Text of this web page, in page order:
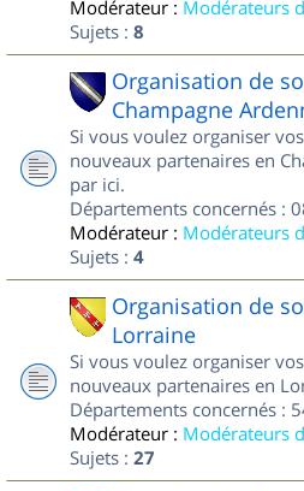
Modérateur : Modérateurs
Sujets : 8
Organisation de
Champagne
Si vous voulez organiser
nouveaux partenaires en
par ici.
Départements concernés :
Modérateur : Modérateurs
Sujets : 4
Organisation de
Lorraine
Si vous voulez organiser
nouveaux partenaires en
Départements concernés :
Modérateur : Modérateurs
Sujets : 27